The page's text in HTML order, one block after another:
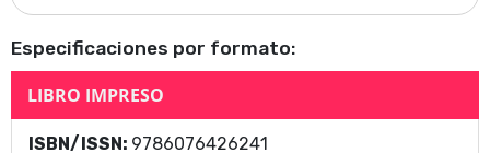
Especificaciones por formato:
LIBRO IMPRESO
ISBN/ISSN: 9786076426241